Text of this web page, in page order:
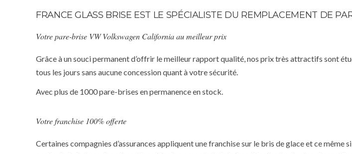
FRANCE GLASS BRISE EST LE SPÉCIALISTE DU REMPLACEMENT DE
Votre pare-brise VW Volkswagen California au meilleur prix
Grâce à un souci permanent d’offrir le meilleur rapport qualité, nos prix très attractifs sont
tous les jours sans aucune concession quant à votre sécurité.
Avec plus de 1000 pare-brises en permanence en stock.
Votre franchise 100% offerte
Certaines compagnies d’assurances appliquent une franchise sur le bris de glace et ce même